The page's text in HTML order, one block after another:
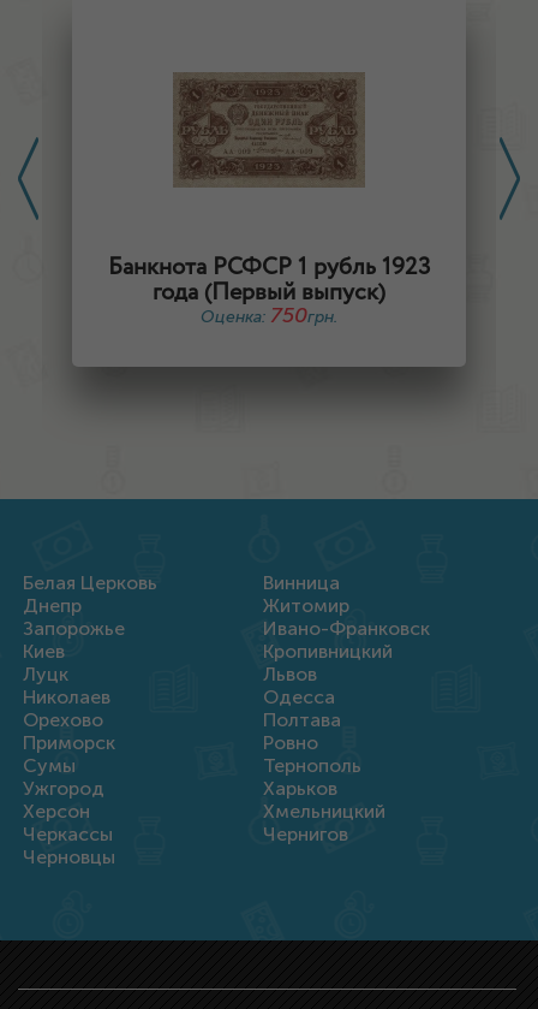
Банкнота РСФСР 1 рубль 1923
года (Первый выпуск)
Оценка: 750грн.
Белая Церковь
Винница
Днепр
Житомир
Запорожье
Ивано-Франковск
Киев
Кропивницкий
Луцк
Львов
Николаев
Одесса
Орехово
Полтава
Приморск
Ровно
Сумы
Тернополь
Ужгород
Харьков
Херсон
Хмельницкий
Черкассы
Чернигов
Черновцы